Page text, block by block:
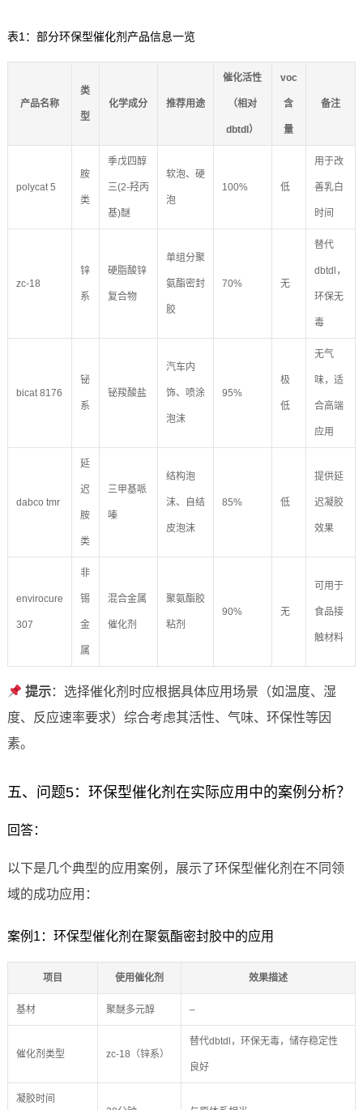
表1：部分环保型催化剂产品信息一览
产品名称
类
型
化学成分 推荐用途
催化活性
（相对
dbtdl）
voc
含
量
备注
polycat 5
胺
类
季戊四醇
三(2-羟丙
基)醚
软泡、硬
泡
100% 低
用于改
善乳白
时间
zc-18
锌
系
硬脂酸锌
复合物
单组分聚
氨酯密封
胶
70% 无
替代
dbtdl，
环保无
毒
bicat 8176
铋
系
铋羧酸盐
汽车内
饰、喷涂
泡沫
95%
极
低
无气
味，适
合高端
应用
dabco tmr
延
迟
胺
类
三甲基哌
嗪
结构泡
沫、自结
皮泡沫
85% 低
提供延
迟凝胶
效果
envirocure
307
非
锡
金
属
混合金属
催化剂
聚氨酯胶
粘剂
90% 无
可用于
食品接
触材料
提示：选择催化剂时应根据具体应用场景（如温度、湿
度、反应速率要求）综合考虑其活性、气味、环保性等因
素。
五、问题5：环保型催化剂在实际应用中的案例分析？
回答：
以下是几个典型的应用案例，展示了环保型催化剂在不同领
域的成功应用：
案例1：环保型催化剂在聚氨酯密封胶中的应用
项目 使用催化剂 效果描述
基材 聚醚多元醇 –
催化剂类型 zc-18（锌系）
替代dbtdl，环保无毒，储存稳定性
良好
凝胶时间